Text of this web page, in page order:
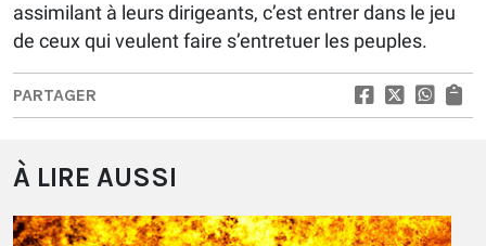
assimilant à leurs dirigeants, c’est entrer dans le jeu
de ceux qui veulent faire s’entretuer les peuples.
PARTAGER
À LIRE AUSSI